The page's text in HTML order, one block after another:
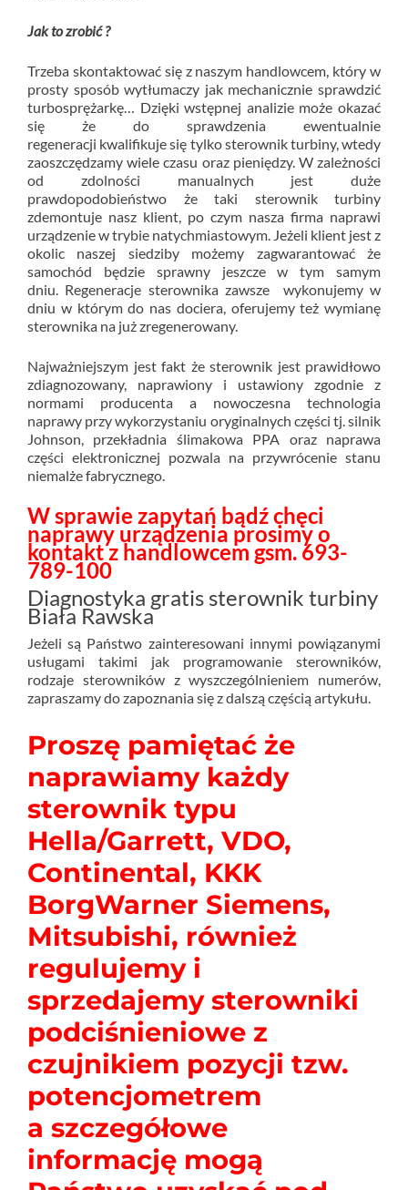
Jak to zrobić ?
Trzeba skontaktować się z naszym handlowcem, który w
prosty sposób wytłumaczy jak mechanicznie sprawdzić
turbosprężarkę… Dzięki wstępnej analizie może okazać
się że do sprawdzenia ewentualnie
regeneracji kwalifikuje się tylko sterownik turbiny, wtedy
zaoszczędzamy wiele czasu oraz pieniędzy. W zależności
od zdolności manualnych jest duże
prawdopodobieństwo że taki sterownik turbiny
zdemontuje nasz klient, po czym nasza firma naprawi
urządzenie w trybie natychmiastowym. Jeżeli klient jest z
okolic naszej siedziby możemy zagwarantować że
samochód będzie sprawny jeszcze w tym samym
dniu. Regeneracje sterownika zawsze wykonujemy w
dniu w którym do nas dociera, oferujemy też wymianę
sterownika na już zregenerowany.
Najważniejszym jest fakt że sterownik jest prawidłowo
zdiagnozowany, naprawiony i ustawiony zgodnie z
normami producenta a nowoczesna technologia
naprawy przy wykorzystaniu oryginalnych części tj. silnik
Johnson, przekładnia ślimakowa PPA oraz naprawa
części elektronicznej pozwala na przywrócenie stanu
niemalże fabrycznego.
W sprawie zapytań bądź chęci
naprawy urządzenia prosimy o
kontakt z handlowcem gsm. 693-
789-100
Diagnostyka gratis sterownik turbiny
Biała Rawska
Jeżeli są Państwo zainteresowani innymi powiązanymi
usługami takimi jak programowanie sterowników,
rodzaje sterowników z wyszczególnieniem numerów,
zapraszamy do zapoznania się z dalszą częścią artykułu.
Proszę pamiętać że
naprawiamy każdy
sterownik typu
Hella/Garrett, VDO,
Continental, KKK
BorgWarner Siemens,
Mitsubishi, również
regulujemy i
sprzedajemy sterowniki
podciśnieniowe z
czujnikiem pozycji tzw.
potencjometrem
a szczegółowe
informację mogą